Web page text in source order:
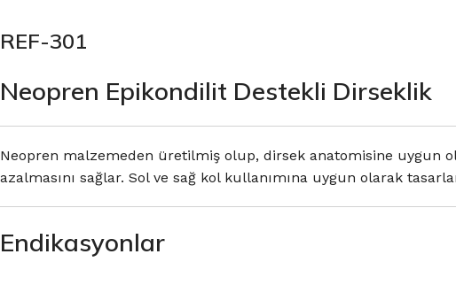
REF-301
Neopren Epikondilit Destekli Dirseklik
Neopren malzemeden üretilmiş olup, dirsek anatomisine uygun
azalmasını sağlar. Sol ve sağ kol kullanımına uygun olarak
Endikasyonlar